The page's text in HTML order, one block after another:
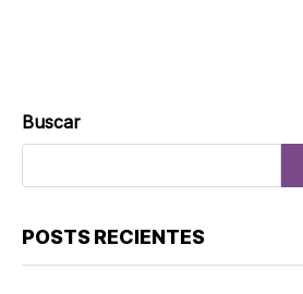
Buscar
POSTS RECIENTES